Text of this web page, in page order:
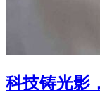
科技铸光影